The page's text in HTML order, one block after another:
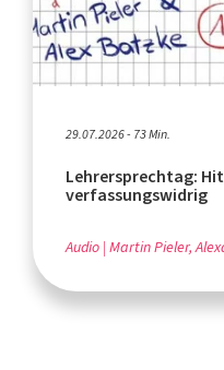
29.07.2026 - 73 Min.
Lehrersprechtag:
verfassungswidrig
Audio Martin Pieler,